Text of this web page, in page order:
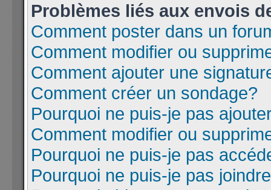
Problèmes liés aux envois
Comment poster dans un
Comment modifier ou
Comment ajouter une
Comment créer un sondage?
Pourquoi ne puis-je pas
Comment modifier ou
Pourquoi ne puis-je pas
Pourquoi ne puis-je pas